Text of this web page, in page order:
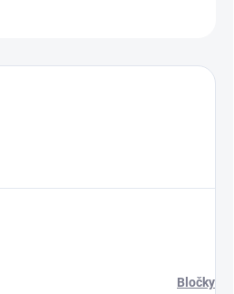
Bločky